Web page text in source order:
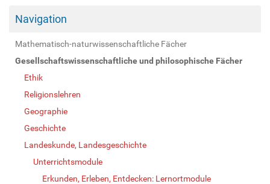
Navigation
Mathematisch-naturwissenschaftliche Fächer
Gesellschaftswissenschaftliche und philosophische Fächer
Ethik
Religionslehren
Geographie
Geschichte
Landeskunde, Landesgeschichte
Unterrichtsmodule
Erkunden, Erleben, Entdecken: Lernortmodule